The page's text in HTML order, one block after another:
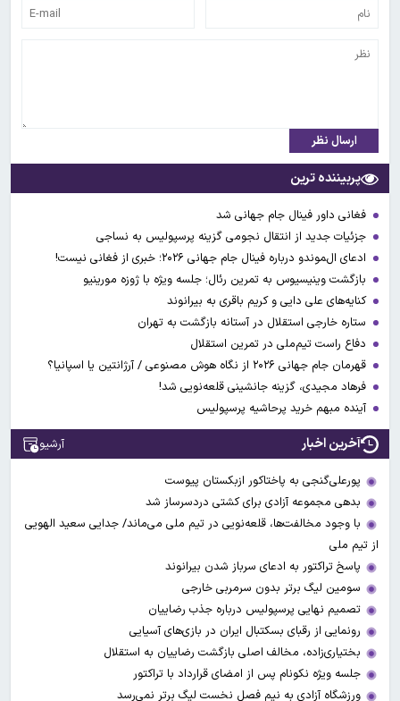
ارسال نظر
پربیننده ترین
فغانی داور فینال جام جهانی شد
جزئیات جدید از انتقال نجومی گزینه پرسپولیس به نساجی
ادعای ال‌‍موندو درباره فینال جام جهانی ۲۰۲۶؛ خبری از فغانی نیست!
بازگشت وینیسیوس به تمرین رئال؛ جلسه ویژه با ژوزه مورینیو
کنایه‌های علی دایی و کریم باقری به بیرانوند
ستاره خارجی استقلال در آستانه بازگشت به تهران
دفاع راست تیم‌ملی در تمرین استقلال
قهرمان جام جهانی ۲۰۲۶ از نگاه هوش مصنوعی / آرژانتین یا اسپانیا؟
فرهاد مجیدی، گزینه جانشینی قلعه‌نویی شد!
آینده مبهم خرید پرحاشیه پرسپولیس
آخرین اخبار آرشیو
پورعلی‌گنجی به پاختاکور ازبکستان پیوست
بدهی مجموعه آزادی برای کشتی دردسرساز شد
با وجود مخالفت‌ها، قلعه‌نویی در تیم ملی می‌ماند/ جدایی سعید الهویی
از تیم ملی
پاسخ تراکتور به ادعای سرباز شدن بیرانوند
سومین لیگ برتر بدون سرمربی خارجی
تصمیم نهایی پرسپولیس درباره جذب رضاییان
رونمایی از رقبای بسکتبال ایران در بازی‌های آسیایی
بختیاری‌زاده، مخالف اصلی بازگشت رضاییان به استقلال
جلسه ویژه نکونام پس از امضای قرارداد با تراکتور
ورزشگاه آزادی به نیم فصل نخست لیگ برتر نمی‌رسد